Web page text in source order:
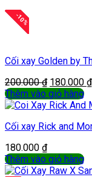
-
10
%
Cối xay Golden by
200.000₫ 180.000 ₫
Thêm vào giỏ hàng
Cối xay Rick and
180.000 ₫
Thêm vào giỏ hàng